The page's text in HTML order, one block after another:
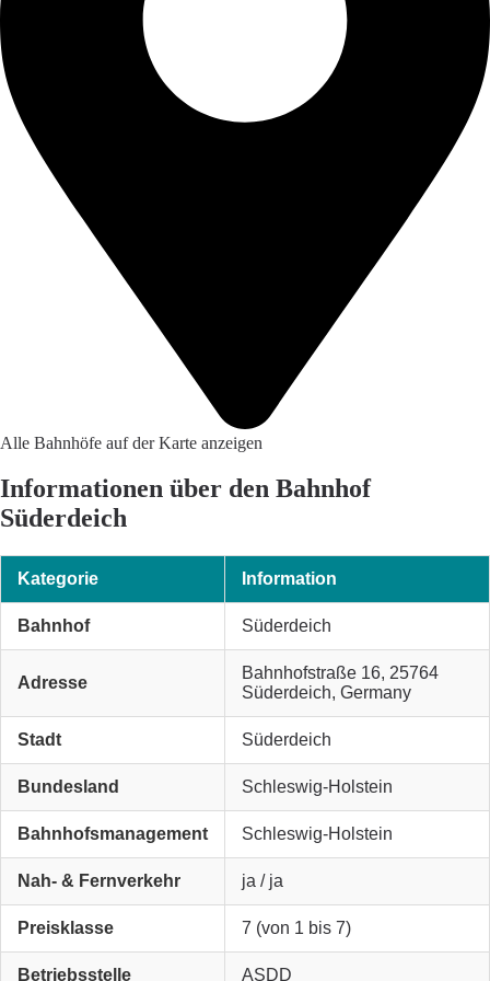
Alle Bahnhöfe auf der Karte anzeigen
Informationen über den Bahnhof
Süderdeich
Kategorie Information
Bahnhof Süderdeich
Adresse
Bahnhofstraße 16, 25764
Süderdeich, Germany
Stadt Süderdeich
Bundesland Schleswig-Holstein
Bahnhofsmanagement Schleswig-Holstein
Nah- & Fernverkehr ja / ja
Preisklasse 7 (von 1 bis 7)
Betriebsstelle ASDD